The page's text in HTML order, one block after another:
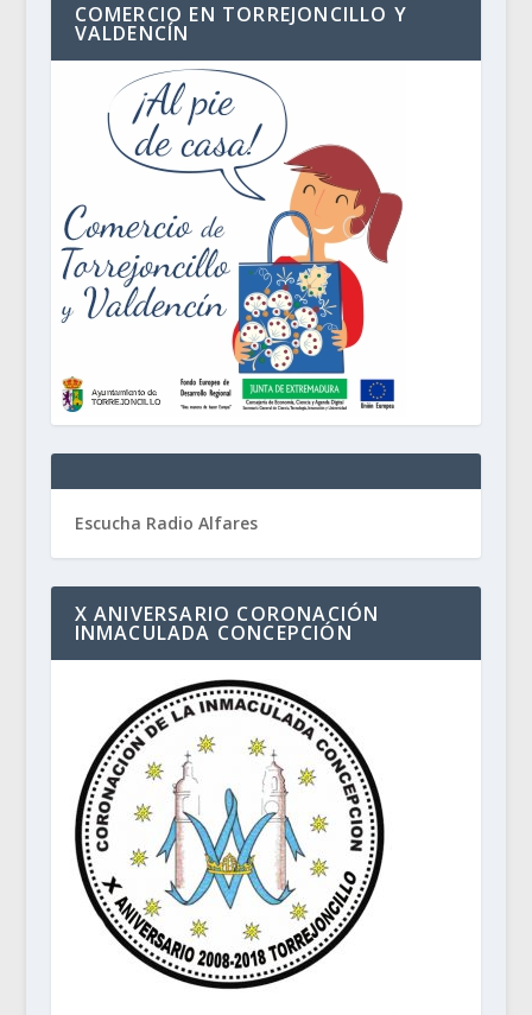
COMERCIO EN TORREJONCILLO Y
VALDENCÍN
Escucha Radio Alfares
X ANIVERSARIO CORONACIÓN
INMACULADA CONCEPCIÓN